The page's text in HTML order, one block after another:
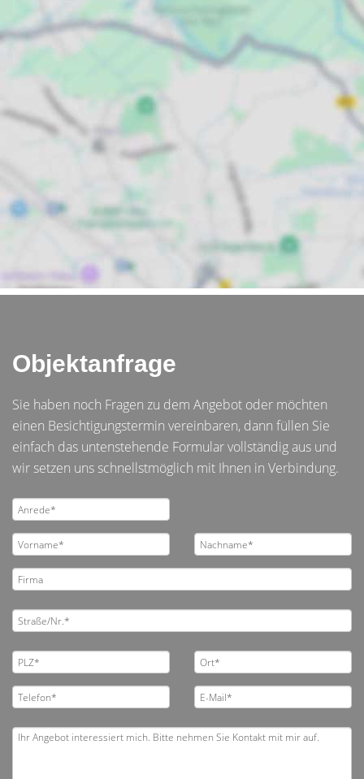
Objektanfrage
Sie haben noch Fragen zu dem Angebot oder möchten
einen Besichtigungstermin vereinbaren, dann füllen Sie
einfach das untenstehende Formular vollständig aus und
wir setzen uns schnellstmöglich mit Ihnen in Verbindung.